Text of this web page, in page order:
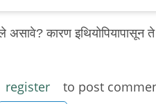
कारण इथियोपियापासून ते
register
to post